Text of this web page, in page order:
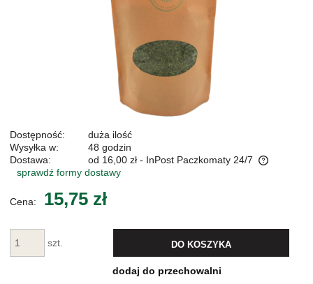
Dostępność:
duża ilość
Wysyłka w:
48 godzin
Dostawa:
od 16,00 zł - InPost Paczkomaty 24/7
Cena nie zawiera ewentualnych kosztów płatności
sprawdź formy dostawy
Cena: 15,75 zł
szt. DO KOSZYKA
dodaj do przechowalni